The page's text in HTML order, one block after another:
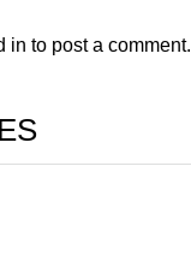
in to post a comment.